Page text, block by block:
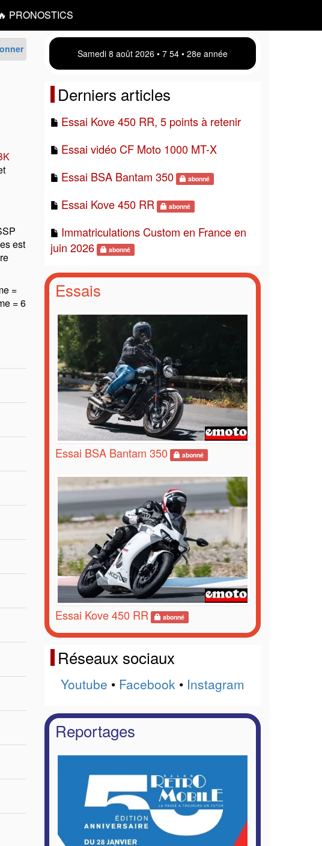
PRONOSTICS
est
=
= 6
Samedi 8 août 2026 • 7:54 • 28e année
Derniers articles
Essai Kove 450 RR, 5 points à retenir
Essai vidéo CF Moto 1000 MT-X
Essai BSA Bantam 350
abonné
Essai Kove 450 RR abonné
Immatriculations Custom en France en
juin 2026
abonné
Essais
Essai BSA Bantam 350 abonné
Essai Kove 450 RR abonné
Réseaux sociaux
Youtube • Facebook • Instagram
Reportages